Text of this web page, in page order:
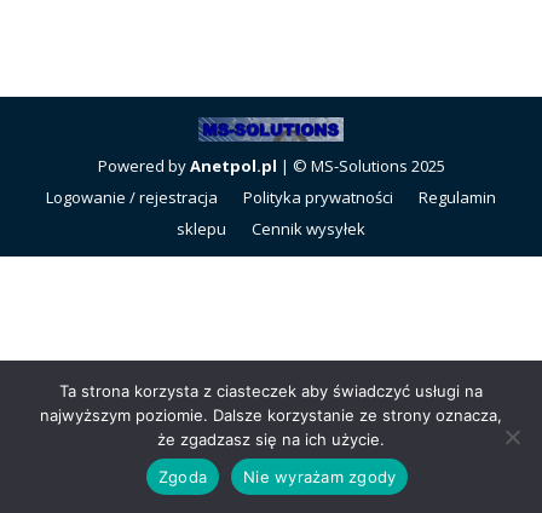
Powered byAnetpol.pl | © MS-Solutions 2025
Logowanie / rejestracja
Polityka prywatności
Regulamin
sklepu
Cennik wysyłek
Ta strona korzysta z ciasteczek aby świadczyć usługi na
najwyższym poziomie. Dalsze korzystanie ze strony oznacza,
że zgadzasz się na ich użycie.
Zgoda
Nie wyrażam zgody